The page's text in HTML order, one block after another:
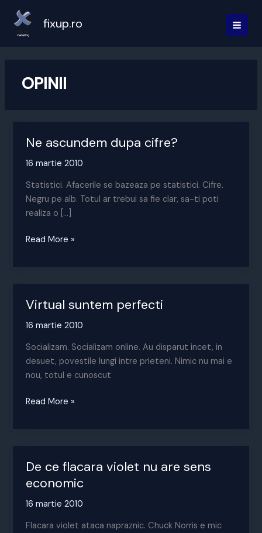
content
fixup.ro
OPINII
Ne ascundem dupa cifre?
16 martie 2010
Statistici. Afacerile se bazeaza pe statistici. Cifre.
Negru pe alb. Totul ar trebui sa fie clar, sa-ti poti
realiza o […]
Ne
Read More »
Virtual suntem perfecti
16 martie 2010
Socializam. Socializam online. Au disparut incet, in
desuet, povestile lungi intre prieteni. Nimic nu mai e
nou, totul e cunoscut
Virtual
Read More »
De ce flacara violet nu are sens
economic
16 martie 2010
Flacara violet ataca napraznic. Chuck Norris e mic